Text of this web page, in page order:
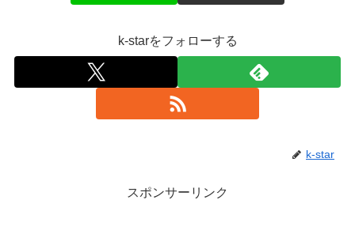
k-starをフォローする
k-star
スポンサーリンク